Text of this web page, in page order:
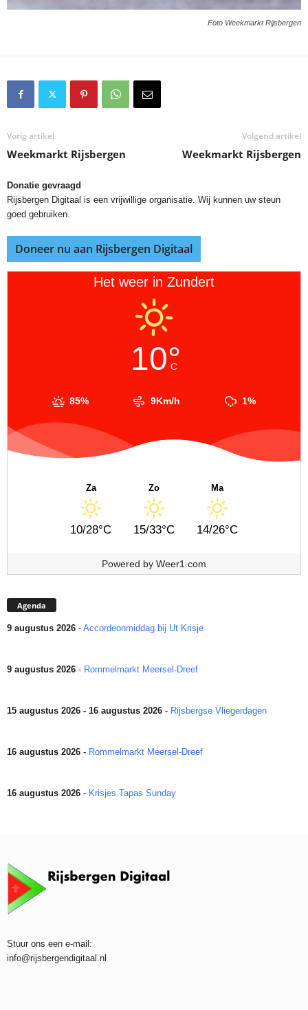
Foto Weekmarkt Rijsbergen
Vorig artikel
Weekmarkt Rijsbergen
Volgend artikel
Weekmarkt Rijsbergen
Donatie gevraagd
Rijsbergen Digitaal is een vrijwillige organisatie. Wij kunnen uw steun
goed gebruiken.
Doneer nu aan Rijsbergen Digitaal
Het weer in Zundert
10°
C
85% 9Km/h 1%
Za
10/28°C
Zo
15/33°C
Ma
14/26°C
Powered by Weer1.com
Agenda
9 augustus 2026 - Accordeonmiddag bij Ut Krisje
9 augustus 2026 - Rommelmarkt Meersel-Dreef
15 augustus 2026 - 16 augustus 2026 - Rijsbergse Vliegerdagen
16 augustus 2026 - Rommelmarkt Meersel-Dreef
16 augustus 2026 - Krisjes Tapas Sunday
Stuur ons een e-mail:
info@rijsbergendigitaal.nl